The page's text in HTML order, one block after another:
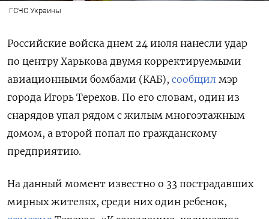
ГСЧС Украины
Российские войска днем 24 июля нанесли удар
по центру Харькова двумя корректируемыми
авиационными бомбами (КАБ), сообщил мэр
города Игорь Терехов. По его словам, один из
снарядов упал рядом с жилым многоэтажным
домом, а второй попал по гражданскому
предприятию.
На данный момент известно о 33 пострадавших
мирных жителях, среди них один ребенок,